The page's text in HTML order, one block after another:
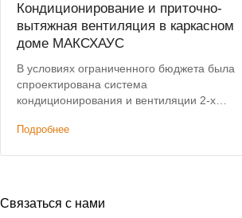
Кондиционирование и приточно-
вытяжная вентиляция в каркасном
доме МАКСХАУС
В условиях ограниченного бюджета была
спроектирована система
кондиционирования и вентиляции 2-х
характеристикам премиальным
Подробнее
Связаться с нами